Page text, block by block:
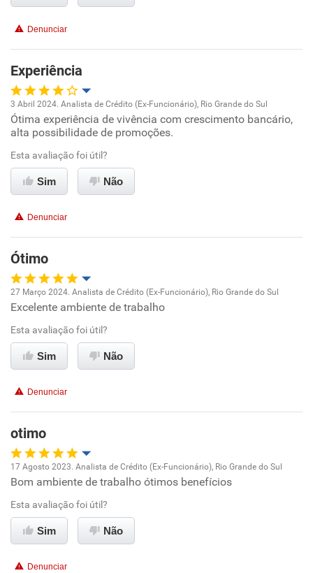
Benefícios
Recomenda esta empresa
Denunciar
Experiência
Oportunidade de promoção
Ambiente de trabalho
Conciliação com a vida familiar
Recomenda esta empresa
Recomenda a diretoria
3 Abril 2024. Analista de Crédito (Ex-Funcionário), Rio Grande do Sul
Ótima experiência de vivência com crescimento bancário,
alta possibilidade de promoções.
Esta avaliação foi útil?
Sim Não
Denunciar
Ótimo
Oportunidade de promoção
Ambiente de trabalho
Benefícios
Recomenda esta empresa
Recomenda a diretoria
27 Março 2024. Analista de Crédito (Ex-Funcionário), Rio Grande do Sul
Excelente ambiente de trabalho
Esta avaliação foi útil?
Sim Não
Denunciar
otimo
Oportunidade de promoção
Ambiente de trabalho
17 Agosto 2023. Analista de Crédito (Ex-Funcionário), Rio Grande do Sul
Bom ambiente de trabalho ótimos benefícios
Esta avaliação foi útil?
Sim Não
Denunciar